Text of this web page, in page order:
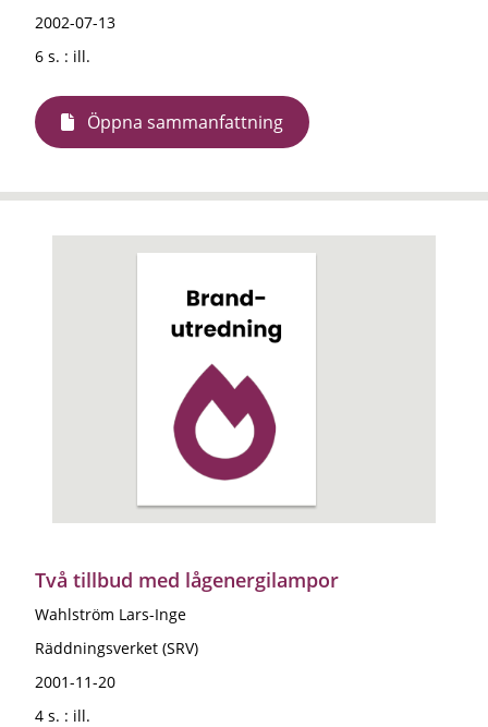
2002-07-13
6 s. : ill.
Öppna sammanfattning
Två tillbud med lågenergilampor
Wahlström Lars-Inge
Räddningsverket (SRV)
2001-11-20
4 s. : ill.